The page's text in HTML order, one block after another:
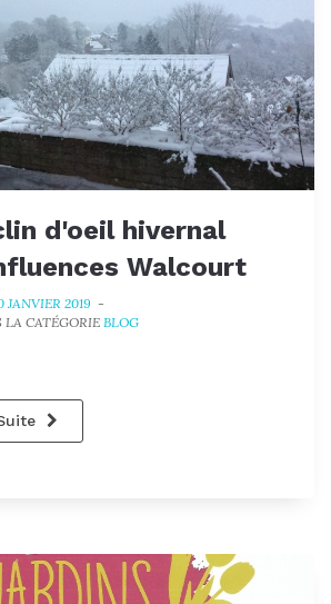
d'oeil hivernal
Walcourt
JANVIER 2019 -
LA CATÉGORIE BLOG